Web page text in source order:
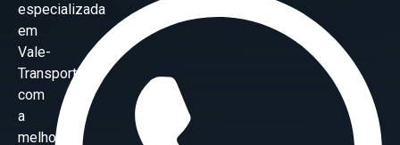
especializada
em
Vale-
Transporte
com
a
melhor